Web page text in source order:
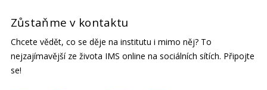
Zůstaňme v kontaktu
Chcete vědět, co se děje na institutu i mimo něj? To
nejzajímavější ze života IMS online na sociálních sítích. Připojte
se!